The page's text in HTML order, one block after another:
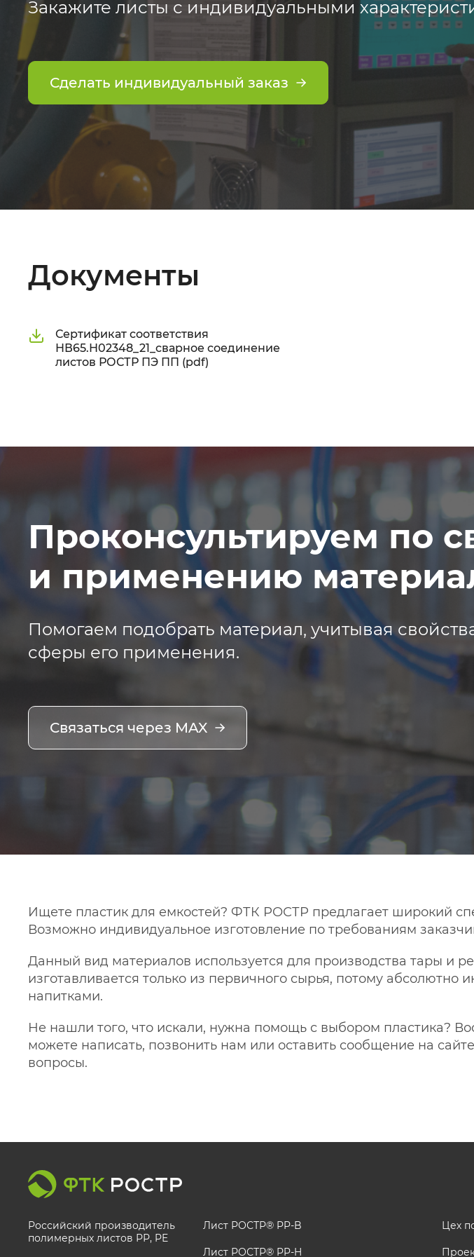
Закажите листы с индивидуальными
Сделать индивидуальный заказ
Документы
Сертификат соответствия
НВ65.Н02348_21_сварное соединение
листов РОСТР ПЭ ПП (pdf)
Проконсультируем по
и применению
Помогаем подобрать материал, учитывая
сферы его применения.
Связаться через MAX
Ищете пластик для емкостей? ФТК РОСТР предлагает широкий
Возможно индивидуальное изготовление по требованиям
Данный вид материалов используется для производства тары и
изготавливается только из первичного сырья, потому абсолютно
напитками.
Не нашли того, что искали, нужна помощь с выбором пластика?
можете написать, позвонить нам или оставить сообщение на
вопросы.
Российский производитель
полимерных листов РР, PE
Лист РОСТР® PP-B
Лист РОСТР® PP-H
Цех